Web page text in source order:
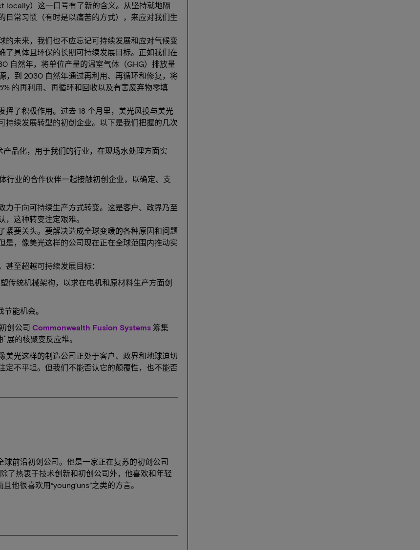
locally）这一口号有了新的含义。从坚持就地隔
日常习惯（有时是以痛苦的方式），来应对我们生
未来，我们也不应忘记可持续发展和应对气候变
了具体且环保的长期可持续发展目标。正如我们在
自然年，将单位产量的温室气体（GHG）排放量
，到 2030 自然年通过再利用、再循环和修复，将
的再利用、再循环和回收以及有害废弃物零填
了积极作用。过去 18 个月里，美光风投与美光
续发展转型的初创企业。以下是我们把握的几次
品化，用于我们的行业，在现场水处理方面实
行业的合作伙伴一起接触初创企业，以确定、支
力于向可持续生产方式转变。这是客户、政界乃至
这种转变注定艰难。
紧要关头。要解决造成全球变暖的各种原因和问题
，像美光这样的公司现在正在全球范围内推动实
至超越可持续发展目标：
传统机械架构，以求在电机和原材料生产方面创
能机会。
创公司 Commonwealth Fusion Systems 筹集
展的核聚变反应堆。
美光这样的制造公司正处于客户、政界和地球迫切
定不平坦。但我们不能否认它的颠覆性，也不能否
前沿初创公司。他是一家正在复苏的初创公司
了热衷于技术创新和初创公司外，他喜欢和年轻
他很喜欢用“young’uns”之类的方言。